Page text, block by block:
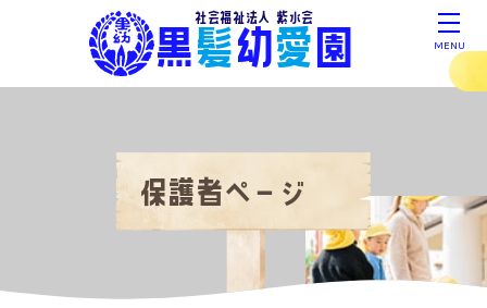
社会福祉法人 紫水会
黒髪幼愛園 MENU
保護者ページ